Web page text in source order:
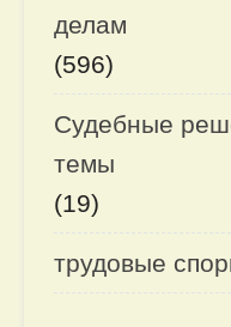
делам
(596)
Судебные
темы
(19)
трудовые